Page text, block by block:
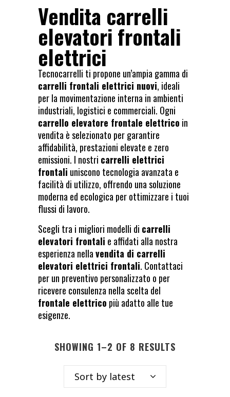
Vendita carrelli
elevatori frontali
elettrici
Tecnocarrelli ti propone un’ampia gamma di
carrelli frontali elettrici nuovi, ideali
per la movimentazione interna in ambienti
industriali, logistici e commerciali. Ogni
carrello elevatore frontale elettrico in
vendita è selezionato per garantire
affidabilità, prestazioni elevate e zero
emissioni. I nostri carrelli elettrici
frontali uniscono tecnologia avanzata e
facilità di utilizzo, offrendo una soluzione
moderna ed ecologica per ottimizzare i tuoi
flussi di lavoro.
Scegli tra i migliori modelli di carrelli
elevatori frontali e affidati alla nostra
esperienza nellavendita di carrelli
elevatori elettrici frontali. Contattaci
per un preventivo personalizzato o per
ricevere consulenza nella scelta del
frontale elettrico più adatto alle tue
esigenze.
SHOWING 1–2 OF 8 RESULTS
Sort by latest